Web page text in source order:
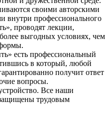
своими авторскими
внутри профессионального
проводят лекции,
выгодных условиях, чем
есть профессиональный
в который, любой
получит ответ
вопросы.
Все наши
трудовым